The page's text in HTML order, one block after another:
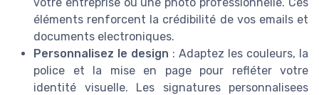
éléments renforcent la crédibilité de vos emails et
documents electroniques.
Personnalisez le design : Adaptez les couleurs, la
police et la mise en page pour refléter votre
identité visuelle. Les signatures personnalisees